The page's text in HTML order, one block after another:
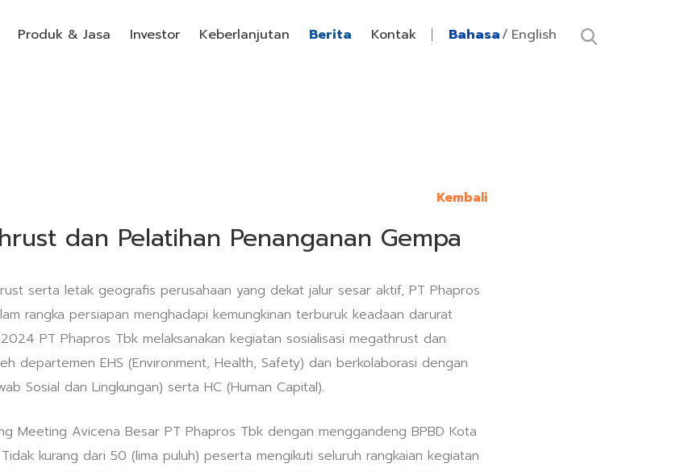
Produk & Jasa Investor Keberlanjutan Berita Kontak Bahasa English
Kembali
dan Pelatihan Penanganan Gempa
serta letak geografis perusahaan yang dekat jalur sesar aktif, PT Phapros
rangka persiapan menghadapi kemungkinan terburuk keadaan darurat
PT Phapros Tbk melaksanakan kegiatan sosialisasi megathrust dan
departemen EHS (Environment, Health, Safety) dan berkolaborasi dengan
Sosial dan Lingkungan) serta HC (Human Capital).
Meeting Avicena Besar PT Phapros Tbk dengan menggandeng BPBD Kota
kurang dari 50 (lima puluh) peserta mengikuti seluruh rangkaian kegiatan